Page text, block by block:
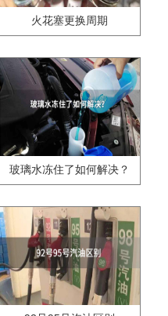
火花塞更换周期
玻璃水冻住了如何解决？